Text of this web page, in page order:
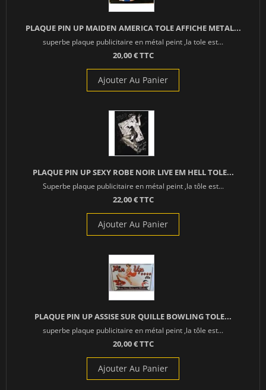
PLAQUE PIN UP MAIDEN AMERICA TOLE AFFICHE METAL...
superbe plaque publicitaire en métal peint ,la tole est...
20,00 € TTC
Ajouter Au Panier
PLAQUE PIN UP SEXY ROBE NOIR LIVE EM HELL TOLE...
Superbe plaque publicitaire en métal peint ,la tôle est...
22,00 € TTC
Ajouter Au Panier
PLAQUE PIN UP ASSISE SUR QUILLE BOWLING TOLE...
superbe plaque publicitaire en métal peint ,la tôle est...
20,00 € TTC
Ajouter Au Panier